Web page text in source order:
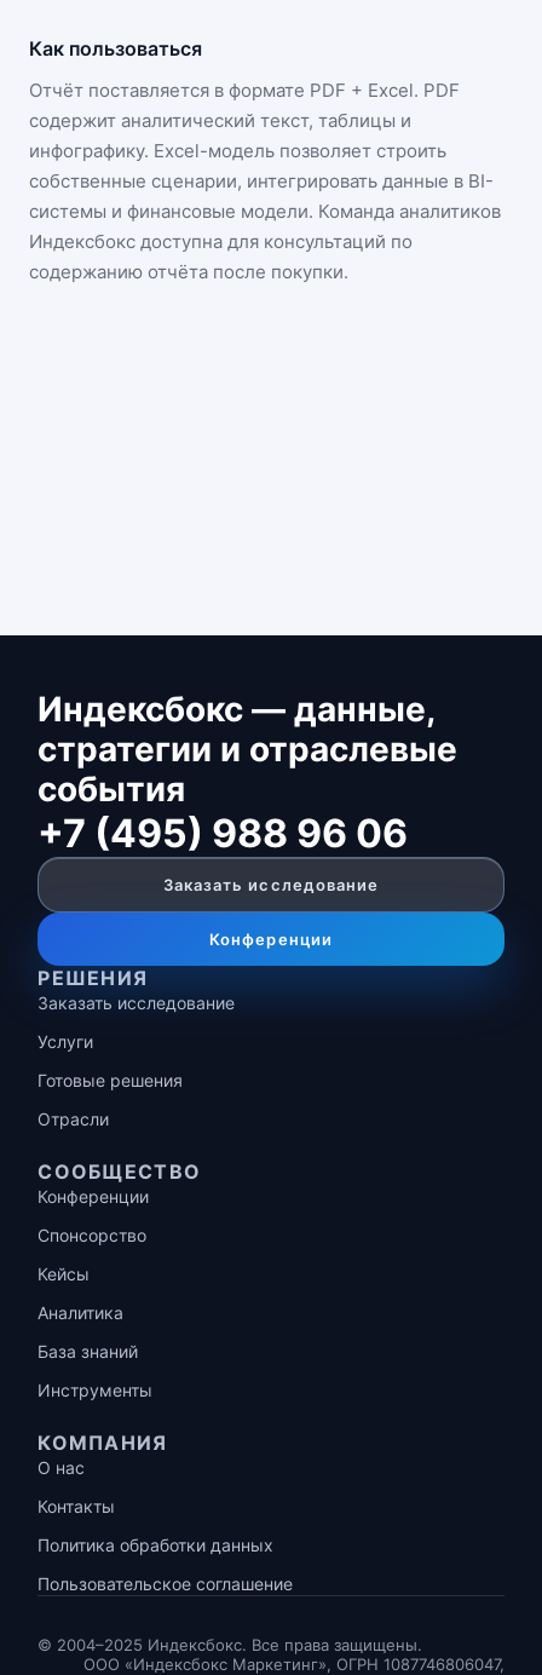
Как пользоваться
Отчёт поставляется в формате PDF + Excel. PDF
содержит аналитический текст, таблицы и
инфографику. Excel-модель позволяет строить
собственные сценарии, интегрировать данные в BI-
системы и финансовые модели. Команда аналитиков
Индексбокс доступна для консультаций по
содержанию отчёта после покупки.
Индексбокс — данные,
стратегии и отраслевые
события
+7 (495) 988 96 06
Заказать исследование
Конференции
РЕШЕНИЯ
Заказать исследование
Услуги
Готовые решения
Отрасли
СООБЩЕСТВО
Конференции
Спонсорство
Кейсы
Аналитика
База знаний
Инструменты
КОМПАНИЯ
О нас
Контакты
Политика обработки данных
Пользовательское соглашение
© 2004–2025 Индексбокс. Все права защищены.
ООО «Индексбокс Маркетинг», ОГРН 1087746806047,